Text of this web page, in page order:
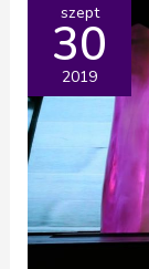
szept
30
2019